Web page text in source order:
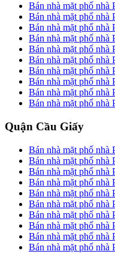
Bán nhà mặt phố nhà
Bán nhà mặt phố nhà
Bán nhà mặt phố nhà
Bán nhà mặt phố nhà
Bán nhà mặt phố nhà
Bán nhà mặt phố
Bán nhà mặt phố
Bán nhà mặt phố nhà
Bán nhà mặt phố nhà
Bán nhà mặt phố nhà
Quận Cầu Giấy
Bán nhà mặt phố nhà
Bán nhà mặt phố nhà
Bán nhà mặt phố nhà
Bán nhà mặt phố nhà
Bán nhà mặt phố nhà
Bán nhà mặt phố nhà
Bán nhà mặt phố nhà
Bán nhà mặt phố nhà
Bán nhà mặt phố nhà
Bán nhà mặt phố nhà